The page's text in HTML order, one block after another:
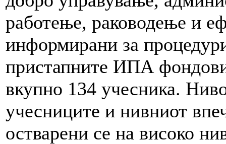
работење, раководење и
информирани за
пристапните ИПА
вкупно 134 учесника.
учесниците и нивниот
остварени се на високо